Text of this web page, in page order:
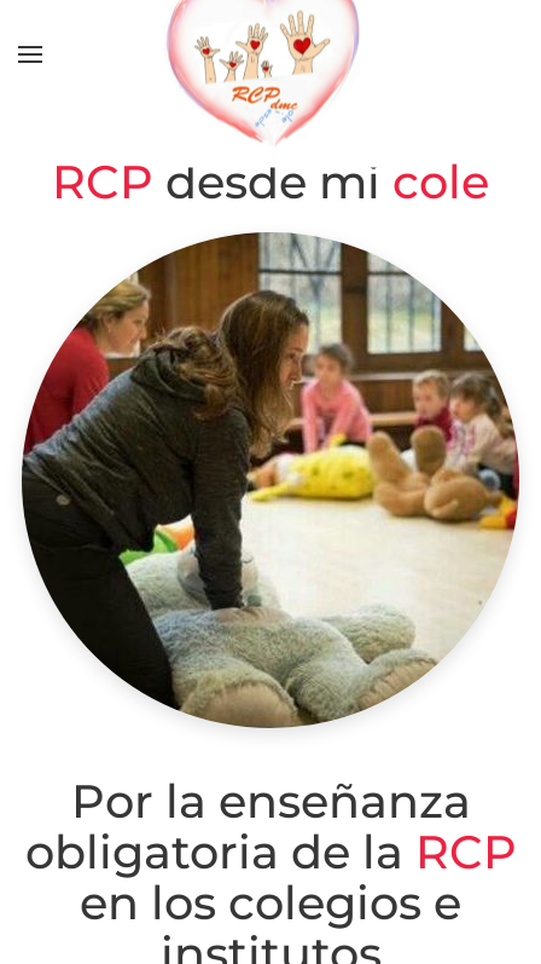
Skip to main content
RCP desde mi cole
Por la enseñanza
obligatoria de la RCP
en los colegios e